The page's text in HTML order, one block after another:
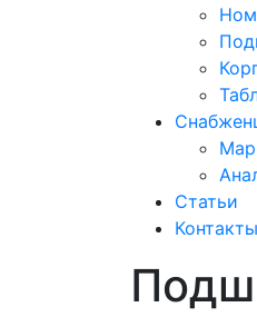
Статьи
Контакты